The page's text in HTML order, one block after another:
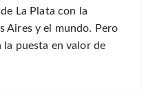
La Plata con la
Aires y el mundo. Pero
la puesta en valor de